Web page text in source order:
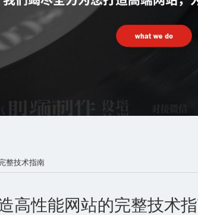
整技术指南
高性能网站的完整技术